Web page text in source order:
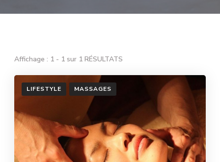
Affichage : 1 - 1 sur 1 RÉSULTATS
LIFESTYLE MASSAGES